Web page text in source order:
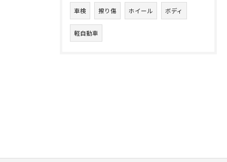
車検 擦り傷 ホイール ボディ
軽自動車